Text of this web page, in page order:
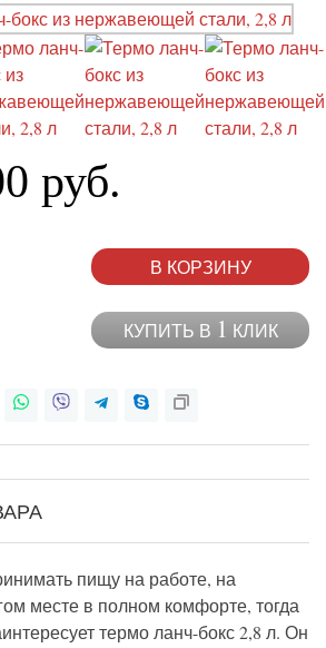
руб.
В КОРЗИНУ
КУПИТЬ В 1 КЛИК
пищу на работе, на
месте в полном комфорте, тогда
термо ланч-бокс 2,8 л. Он